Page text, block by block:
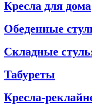
Кресла для дома
Обеденные
Складные
Табуреты
Кресла-